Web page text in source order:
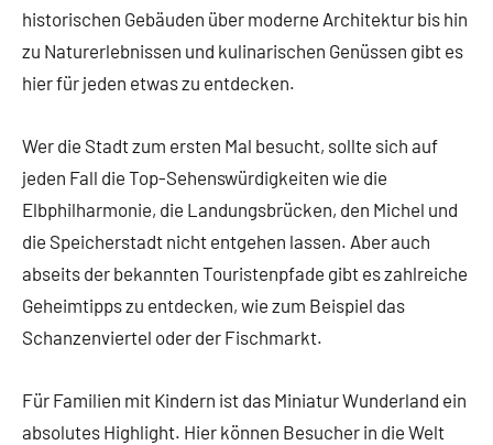
historischen Gebäuden über moderne Architektur bis hin
zu Naturerlebnissen und kulinarischen Genüssen gibt es
hier für jeden etwas zu entdecken.
Wer die Stadt zum ersten Mal besucht, sollte sich auf
jeden Fall die Top-Sehenswürdigkeiten wie die
Elbphilharmonie, die Landungsbrücken, den Michel und
die Speicherstadt nicht entgehen lassen. Aber auch
abseits der bekannten Touristenpfade gibt es zahlreiche
Geheimtipps zu entdecken, wie zum Beispiel das
Schanzenviertel oder der Fischmarkt.
Für Familien mit Kindern ist das Miniatur Wunderland ein
absolutes Highlight. Hier können Besucher in die Welt